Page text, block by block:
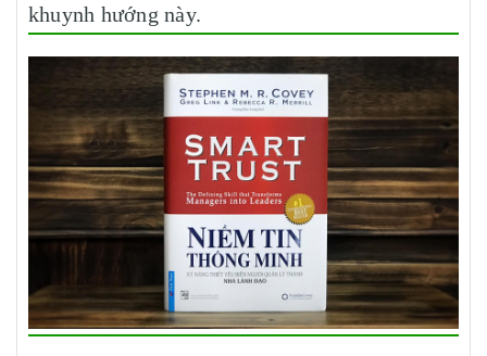
khuynh hướng này.